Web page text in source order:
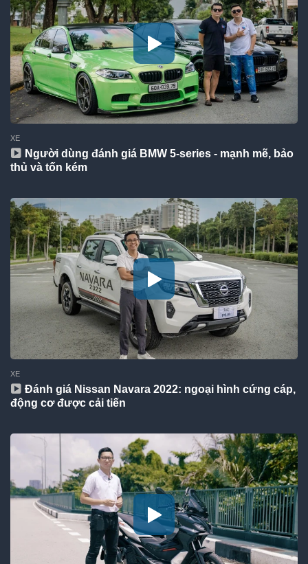
XE
Người dùng đánh giá BMW 5-series - mạnh mẽ, bảo
thủ và tốn kém
XE
Đánh giá Nissan Navara 2022: ngoại hình cứng cáp,
động cơ được cải tiến